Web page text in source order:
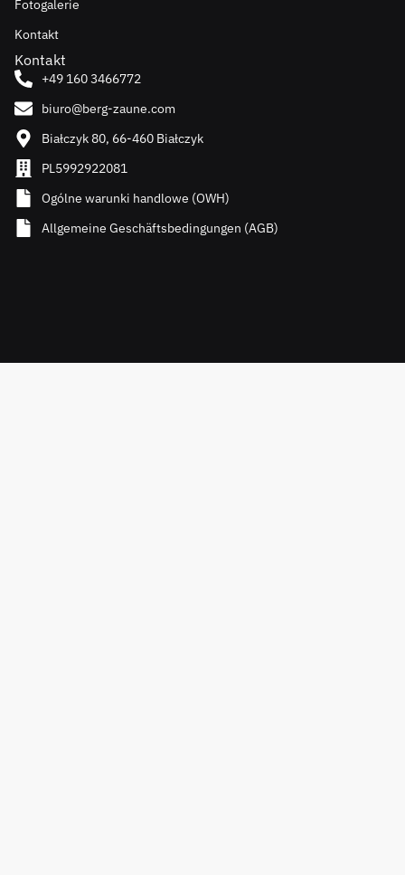
Fotogalerie
Kontakt
Kontakt
+49 160 3466772
biuro@berg-zaune.com
Białczyk 80, 66-460 Białczyk
PL5992922081
Ogólne warunki handlowe (OWH)
Allgemeine Geschäftsbedingungen (AGB)